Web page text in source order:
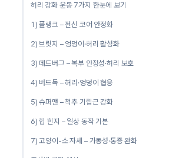
허리 강화 운동 7가지 한눈에 보기
1) 플랭크 – 전신 코어 안정화
2) 브릿지 – 엉덩이·허리 활성화
3) 데드버그 – 복부 안정성·허리 보호
4) 버드독 – 허리·엉덩이 협응
5) 슈퍼맨 – 척추 기립근 강화
6) 힙 힌지 – 일상 동작 기본
7) 고양이-소 자세 – 가동성·통증 완화